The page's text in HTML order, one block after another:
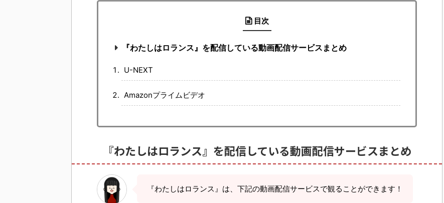
目次
『わたしはロランス』を配信している動画配信サービスまとめ
U-NEXT
Amazonプライムビデオ
『わたしはロランス』を配信している動画配信サービスまとめ
『わたしはロランス』は、下記の動画配信サービスで観ることができます！